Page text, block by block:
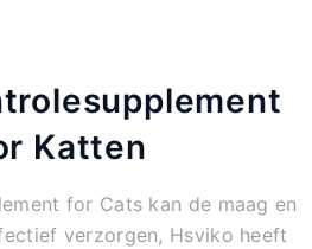
Katten
for Cats kan de maag en
verzorgen, Hsviko heeft